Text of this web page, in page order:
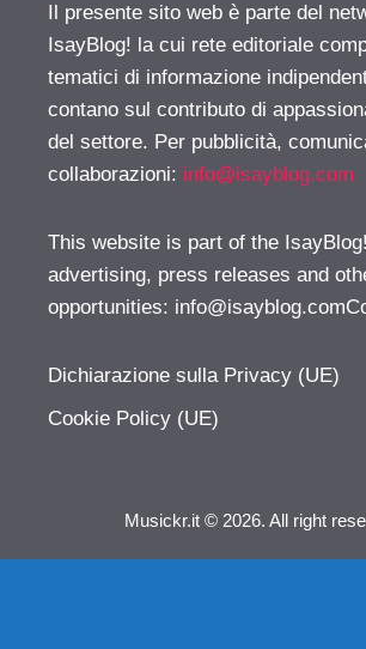
Il presente sito web è parte del
IsayBlog! la cui rete editoriale
tematici di informazione
contano sul contributo di
del settore. Per pubblicità,
collaborazioni: info@isayblog.com
This website is part of the
advertising, press releases and
opportunities:
Dichiarazione sulla Privacy (UE)
Cookie Policy (UE)
Musickr.it © 2026. All right